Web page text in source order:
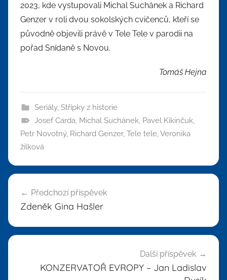
2023, kde vystupovali Michal Suchánek a Richard
Genzer v roli dvou sokolských cvičenců, kteří se
původně objevili právě v Tele Tele v parodii na
pořad Snídaně s Novou.
Tomáš Hejna
Seriály, Střípky z historie
Josef Carda, Michal Suchánek, Pavel Kikinčuk,
Petr Novotný, Richard Genzer, Tele tele,Veronika
žilková
Navigace
pro
příspěvek
Předchozí příspěvek
Zdeněk Gina Hašler
Další příspěvek
KONZERVATOŘ EVROPY – Jan Ladislav